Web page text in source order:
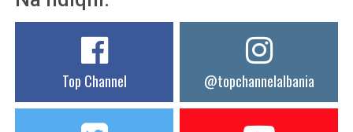
Top Channel @topchannelalbania